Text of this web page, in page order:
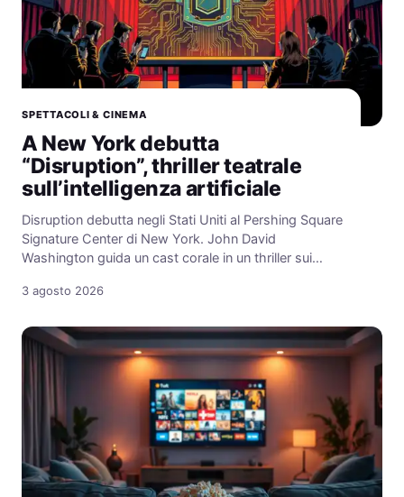
SPETTACOLI & CINEMA
A New York debutta
“Disruption”, thriller teatrale
sull’intelligenza artificiale
Disruption debutta negli Stati Uniti al Pershing Square
Signature Center di New York. John David
Washington guida un cast corale in un thriller sui…
3 agosto 2026